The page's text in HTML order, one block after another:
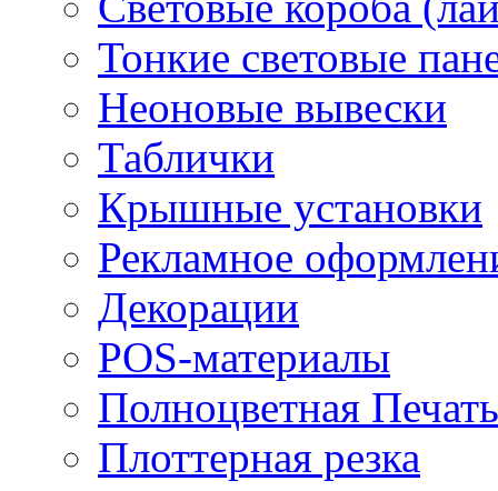
Тонкие световые
Неоновые вывески
Таблички
Крышные установки
Рекламное
Декорации
POS-материалы
Полноцветная Печать
Плоттерная резка